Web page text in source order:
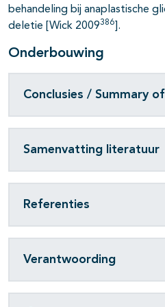
behandeling bij anaplastische
deletie [Wick 2009386 ].
Onderbouwing
Conclusies / Summary
Samenvatting literatuur
Referenties
Verantwoording